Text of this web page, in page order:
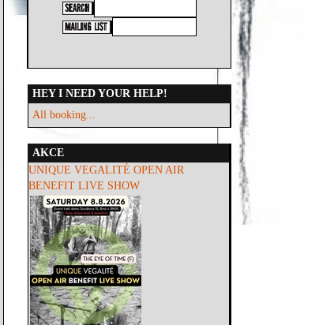
HEY I NEED YOUR HELP!
All booking...
AKCE
UNIQUE VEGALITÉ OPEN AIR
BENEFIT LIVE SHOW